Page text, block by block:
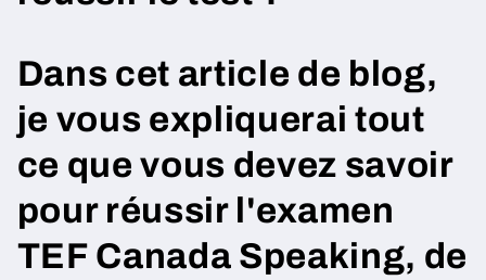
Dans cet article de blog,
je vous expliquerai tout
ce que vous devez savoir
pour réussir l'examen
TEF Canada Speaking, de